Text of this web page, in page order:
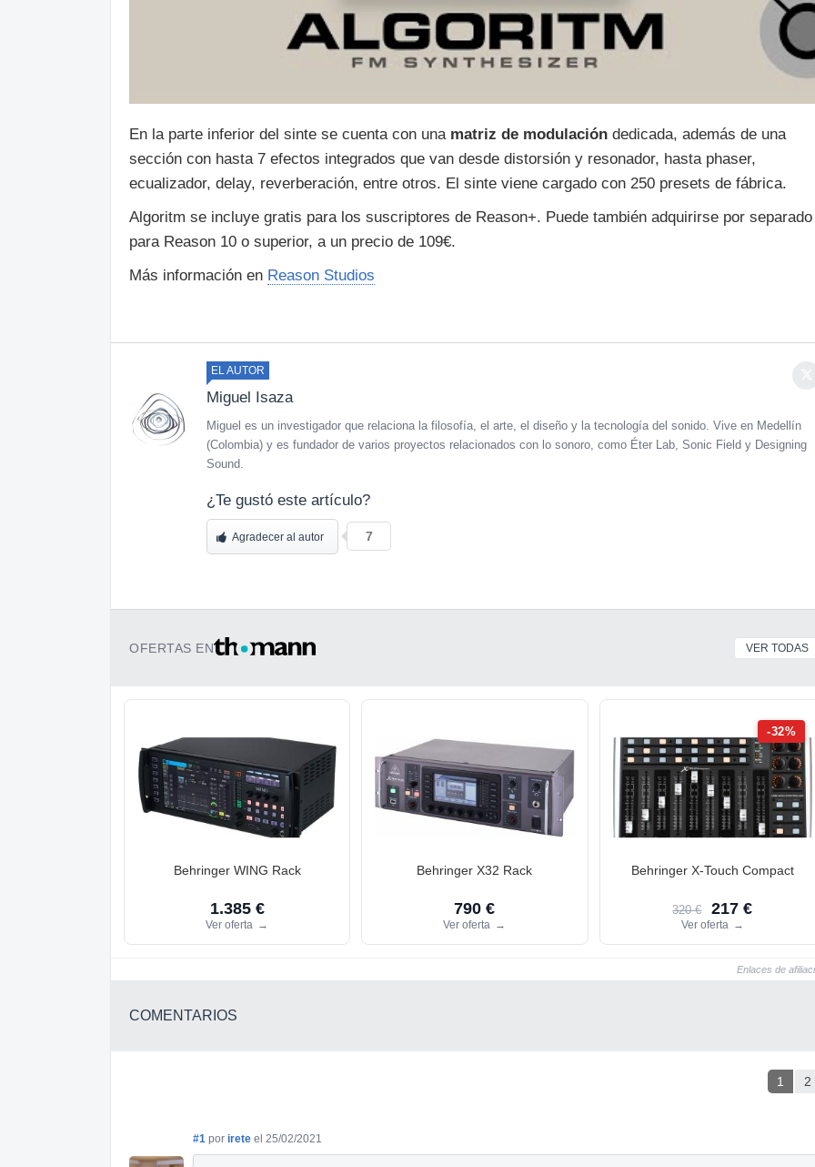
En la parte inferior del sinte se cuenta con unamatriz de modulación dedicada, además de una
sección con hasta 7 efectos integrados que van desde distorsión y resonador, hasta phaser,
ecualizador, delay, reverberación, entre otros. El sinte viene cargado con 250 presets de fábrica.
Algoritm se incluye gratis para los suscriptores de Reason+. Puede también adquirirse por separado
para Reason 10 o superior, a un precio de 109€.
Más información en Reason Studios
EL AUTOR
Miguel Isaza
Miguel es un investigador que relaciona la filosofía, el arte, el diseño y la tecnología del sonido. Vive en Medellín
(Colombia) y es fundador de varios proyectos relacionados con lo sonoro, como Éter Lab, Sonic Field y Designing
Sound.
¿Te gustó este artículo?
Agradecer al autor 7
OFERTAS EN VER TODAS
Behringer WING Rack
1.385 €
Ver oferta →
Behringer X32 Rack
790 €
Ver oferta →
-32%
Behringer X-Touch Compact
320 € 217 €
Ver oferta →
Enlaces de
COMENTARIOS
1 2
#1 por irete el 25/02/2021